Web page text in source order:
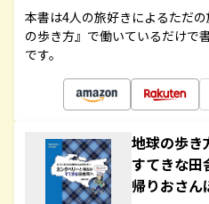
本書は4人の旅好きによるただ
の歩き方』で働いているだけで
です。
地球の歩き
すてきな田
帰りおさ